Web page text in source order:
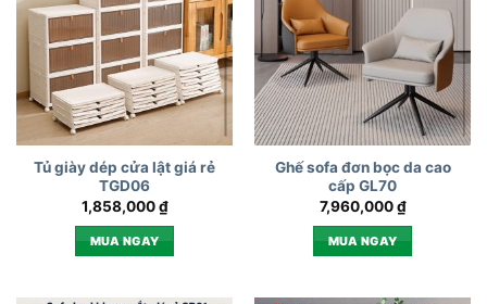
Tủ giày dép cửa lật giá rẻ
TGD06
1,858,000₫
MUA NGAY
Ghế sofa đơn bọc da cao
cấp GL70
7,960,000₫
MUA NGAY